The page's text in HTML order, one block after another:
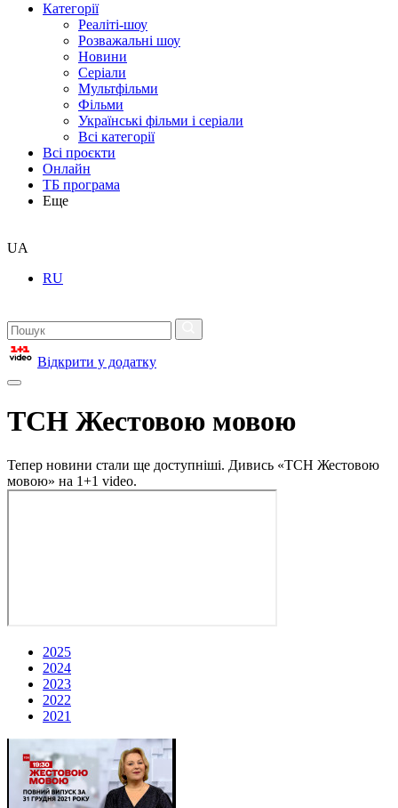
Категорії
Реаліті-шоу
Розважальні шоу
Новини
Серіали
Мультфільми
Фільми
Українські фільми і серіали
Всі категорії
Всі проєкти
Онлайн
ТБ програма
Еще
UA
RU
Відкрити у додатку
ТСН Жестовою мовою
Тепер новини стали ще доступніші. Дивись «ТСН Жестовою
мовою» на 1+1 video.
2025
2024
2023
2022
2021